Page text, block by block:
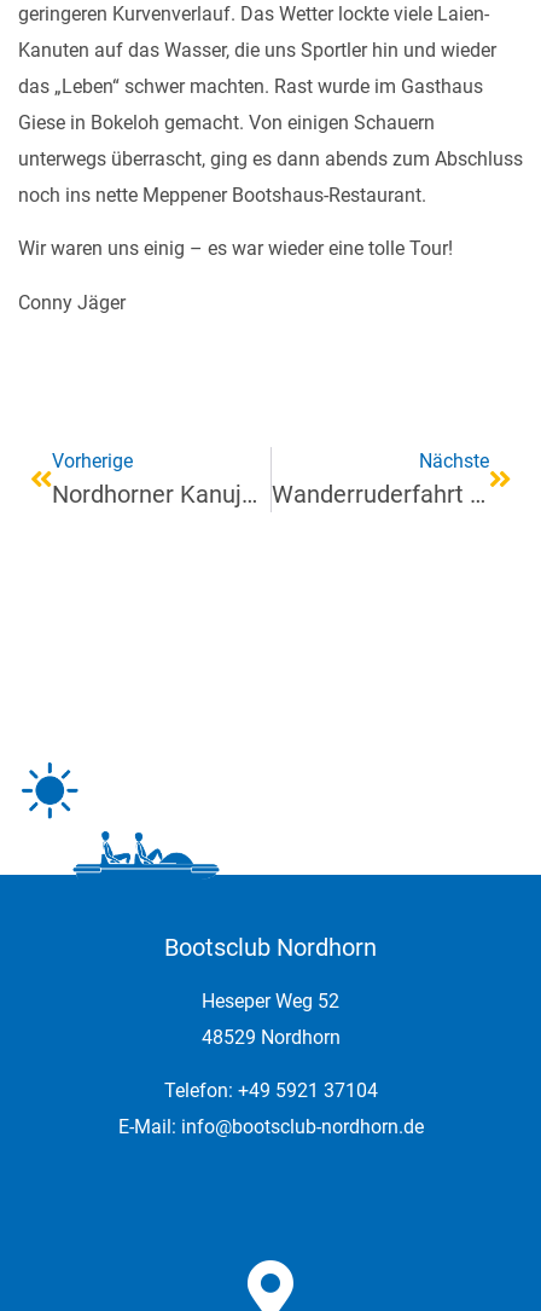
geringeren Kurvenverlauf. Das Wetter lockte viele Laien-
Kanuten auf das Wasser, die uns Sportler hin und wieder
das „Leben“ schwer machten. Rast wurde im Gasthaus
Giese in Bokeloh gemacht. Von einigen Schauern
unterwegs überrascht, ging es dann abends zum Abschluss
noch ins nette Meppener Bootshaus-Restaurant.
Wir waren uns einig – es war wieder eine tolle Tour!
Conny Jäger
Vorherige
Nordhorner Kanujugend Bezirkssieger im Wanderfahrerwettbewerb 2019/20
Nächste
Wanderruderfahrt Weerribben-Wieden NL 6.9. bis 8.9.19
Bootsclub Nordhorn
Heseper Weg 52
48529 Nordhorn
Telefon: +49 5921 37104
E-Mail: info@bootsclub-nordhorn.de